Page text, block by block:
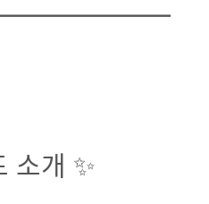
개 ✨